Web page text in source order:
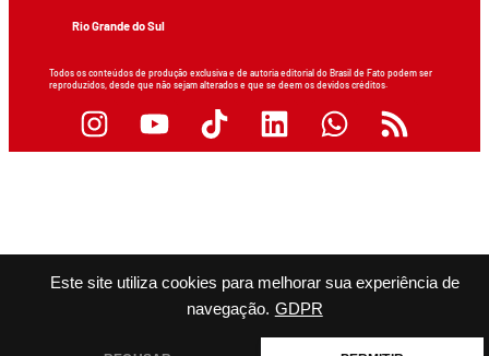
Este site utiliza cookies para melhorar sua experiência de
navegação. GDPR
Rio Grande do Sul
Todos os conteúdos de produção exclusiva e de autoria editorial do Brasil de Fato podem ser
reproduzidos, desde que não sejam alterados e que se deem os devidos créditos.